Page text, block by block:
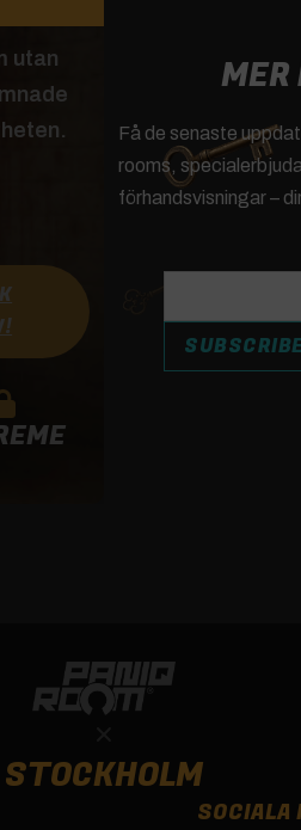
utan
MER
Få de senaste
rooms,
förhandsvisningar –
STOCKHOLM
SOCIALA